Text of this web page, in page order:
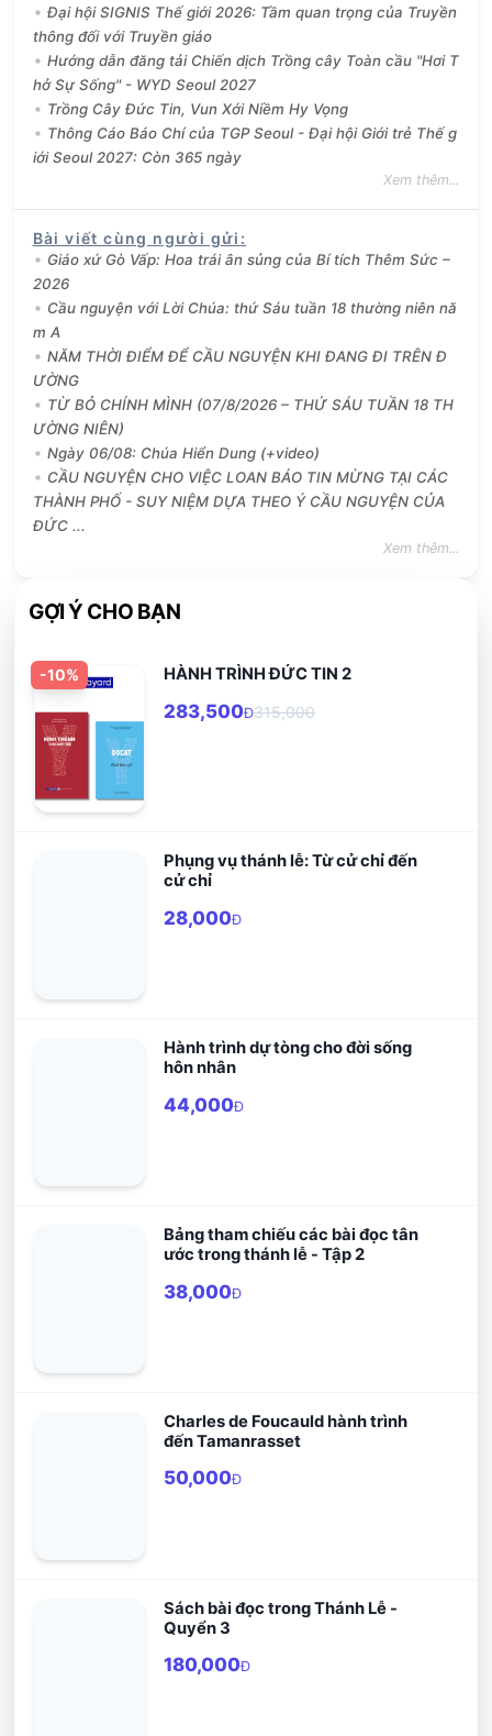
Đại hội SIGNIS Thế giới 2026: Tầm quan trọng của Truyền
thông đối với Truyền giáo
Hướng dẫn đăng tải Chiến dịch Trồng cây Toàn cầu "Hơi T
hở Sự Sống" - WYD Seoul 2027
Trồng Cây Đức Tin, Vun Xới Niềm Hy Vọng
Thông Cáo Báo Chí của TGP Seoul - Đại hội Giới trẻ Thế g
iới Seoul 2027: Còn 365 ngày
Xem thêm...
Bài viết cùng người gửi :
Giáo xứ Gò Vấp: Hoa trái ân sủng của Bí tích Thêm Sức –
2026
Cầu nguyện với Lời Chúa: thứ Sáu tuần 18 thường niên nă
m A
NĂM THỜI ĐIỂM ĐỂ CẦU NGUYỆN KHI ĐANG ĐI TRÊN Đ
ƯỜNG
TỪ BỎ CHÍNH MÌNH (07/8/2026 – THỨ SÁU TUẦN 18 TH
ƯỜNG NIÊN)
Ngày 06/08: Chúa Hiển Dung (+video)
CẦU NGUYỆN CHO VIỆC LOAN BÁO TIN MỪNG TẠI CÁC
THÀNH PHỐ - SUY NIỆM DỰA THEO Ý CẦU NGUYỆN CỦA
ĐỨC ...
Xem thêm...
GỢI Ý CHO BẠN
-10% HÀNH TRÌNH ĐỨC TIN 2
283,500Đ315,000
Phụng vụ thánh lễ: Từ cử chỉ đến
cử chỉ
28,000Đ
Hành trình dự tòng cho đời sống
hôn nhân
44,000Đ
Bảng tham chiếu các bài đọc tân
ước trong thánh lễ - Tập 2
38,000Đ
Charles de Foucauld hành trình
đến Tamanrasset
50,000Đ
Sách bài đọc trong Thánh Lễ -
Quyển 3
180,000Đ